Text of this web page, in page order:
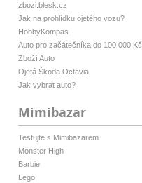
zbozi.blesk.cz
Jak na prohlídku ojetého vozu?
HobbyKompas
Auto pro začátečníka do 100 000 Kč
Zboží Auto
Ojetá Škoda Octavia
Jak vybrat auto?
Mimibazar
Testujte s Mimibazarem
Monster High
Barbie
Lego